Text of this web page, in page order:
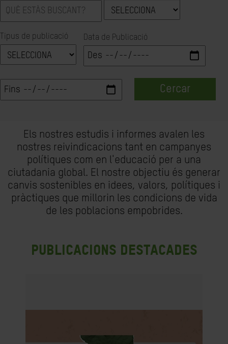
Tipus de publicació Data de Publicació
Cercar
Els nostres estudis i informes avalen les
nostres reivindicacions tant en campanyes
polítiques com en l'educació per a una
ciutadania global. El nostre objectiu és generar
canvis sostenibles en idees, valors, polítiques i
pràctiques que millorin les condicions de vida
de les poblacions empobrides.
Publicacions destacades